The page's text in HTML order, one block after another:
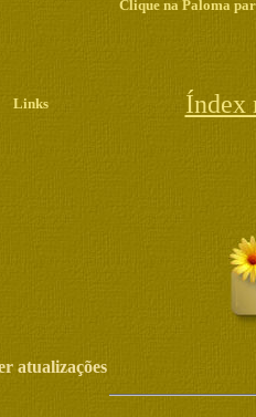
Clique na Paloma
Links Índex
atualizações